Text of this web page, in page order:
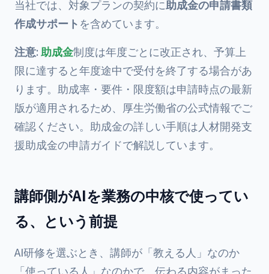
当社では、対象プランの契約に助成金の申請書類
作成サポートを含めています。
注意:助成金制度は年度ごとに改正され、予算上
限に達すると年度途中で受付を終了する場合があ
ります。助成率・要件・限度額は申請時点の最新
版が適用されるため、厚生労働省の公式情報でご
確認ください。助成金の詳しい手順は人材開発支
援助成金の申請ガイドで解説しています。
講師側がAIを業務の中核で使ってい
る、という前提
AI研修を選ぶとき、講師が「教える人」なのか
「使っている人」なのかで、伝わる内容がまった